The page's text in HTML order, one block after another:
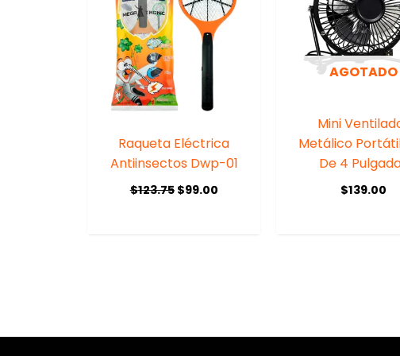
Raqueta Eléctrica
Antiinsectos Dwp-01
$123.75 $99.00
AGOTADO
Mini
Metálico
De 4
$139.00